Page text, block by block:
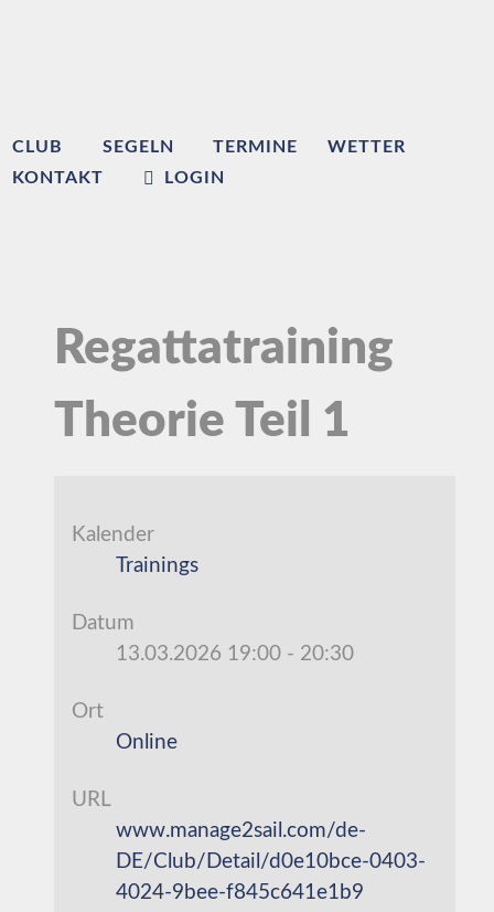
CLUB SEGELN TERMINE
WETTER
KONTAKT
LOGIN
Regattatraining
Theorie Teil 1
Kalender
Trainings
Datum
13.03.2026 19:00 - 20:30
Ort
Online
URL
www.manage2sail.com/de-
DE/Club/Detail/d0e10bce-0403-
4024-9bee-f845c641e1b9